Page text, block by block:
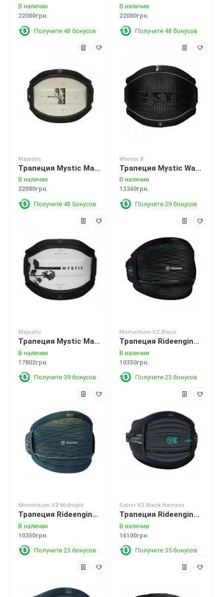
В наличии
22080грн.
Получите 48 бонусов
В наличии
22080грн.
Получите 48 бонусов
Majestic
Трапеция Mystic Majestic Waist Harness Sand
В наличии
22080грн.
Получите 48 бонусов
Warrior X
Трапеция Mystic Warrior X Waist Harness Black (Без крюка)
В наличии
13340грн.
Получите 29 бонусов
Majestic
Трапеция Mystic Majestic Waist Harness White
В наличии
17802грн.
Получите 39 бонусов
Momentum V2 Black
Трапеция Rideengine Momentum V2 Black Harness
В наличии
10350грн.
Получите 23 бонусов
Momentum V2 Midnight
Трапеция Rideengine Momentum V2 Midnight Harness
В наличии
10350грн.
Получите 23 бонусов
Saber V2 Black Harness
Трапеция Rideengine Saber V2 Black Harness
В наличии
16100грн.
Получите 35 бонусов